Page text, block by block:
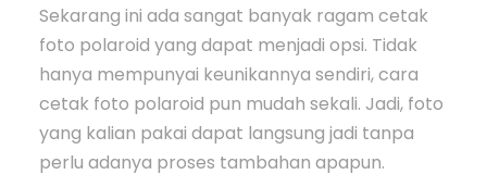
Sekarang ini ada sangat banyak ragam cetak
foto polaroid yang dapat menjadi opsi. Tidak
hanya mempunyai keunikannya sendiri, cara
cetak foto polaroid pun mudah sekali. Jadi, foto
yang kalian pakai dapat langsung jadi tanpa
perlu adanya proses tambahan apapun.